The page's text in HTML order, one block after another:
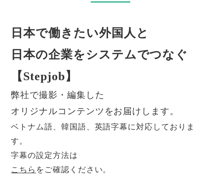
日本で働きたい外国人と
日本の企業をシステムでつなぐ
【Stepjob】
弊社で撮影・編集した
オリジナルコンテンツをお届けします。
ベトナム語、韓国語、英語字幕に対応しておりま
す。
字幕の設定方法は
こちら をご確認ください。